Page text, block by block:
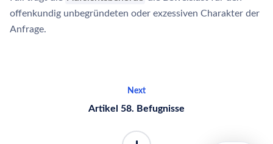
offenkundig unbegründeten oder exzessiven Charakter der
Anfrage.
Next
Artikel 58. Befugnisse